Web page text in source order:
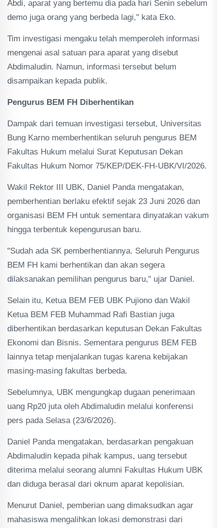
Abdi, aparat yang bertemu dia pada hari Senin sebelum
demo juga orang yang berbeda lagi," kata Eko.
Tim investigasi mengaku telah memperoleh informasi
mengenai asal satuan para aparat yang disebut
Abdimaludin. Namun, informasi tersebut belum
disampaikan kepada publik.
Pengurus BEM FH Diberhentikan
Dampak dari temuan investigasi tersebut, Universitas
Bung Karno memberhentikan seluruh pengurus BEM
Fakultas Hukum melalui Surat Keputusan Dekan
Fakultas Hukum Nomor 75/KEP/DEK-FH-UBK/VI/2026.
Wakil Rektor III UBK, Daniel Panda mengatakan,
pemberhentian berlaku efektif sejak 23 Juni 2026 dan
organisasi BEM FH untuk sementara dinyatakan vakum
hingga terbentuk kepengurusan baru.
"Sudah ada SK pemberhentiannya. Seluruh Pengurus
BEM FH kami berhentikan dan akan segera
dilaksanakan pemilihan pengurus baru," ujar Daniel.
Selain itu, Ketua BEM FEB UBK Pujiono dan Wakil
Ketua BEM FEB Muhammad Rafi Bastian juga
diberhentikan berdasarkan keputusan Dekan Fakultas
Ekonomi dan Bisnis. Sementara pengurus BEM FEB
lainnya tetap menjalankan tugas karena kebijakan
masing-masing fakultas berbeda.
Sebelumnya, UBK mengungkap dugaan penerimaan
uang Rp20 juta oleh Abdimaludin melalui konferensi
pers pada Selasa (23/6/2026).
Daniel Panda mengatakan, berdasarkan pengakuan
Abdimaludin kepada pihak kampus, uang tersebut
diterima melalui seorang alumni Fakultas Hukum UBK
dan diduga berasal dari oknum aparat kepolisian.
Menurut Daniel, pemberian uang dimaksudkan agar
mahasiswa mengalihkan lokasi demonstrasi dari